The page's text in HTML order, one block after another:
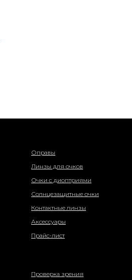
Оправы
Линзы для очков
Очки с диоптриями
Солнцезащитные очки
Контактные линзы
Аксессуары
Прайс-лист
Проверка зрения